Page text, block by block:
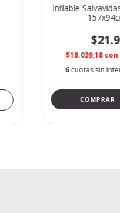
Inflable
$18.039,18con
6cuotas sin